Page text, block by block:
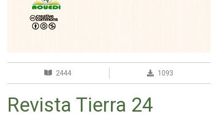
2444 1093
Revista Tierra 24